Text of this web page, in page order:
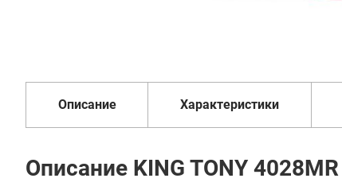
Описание Характеристики
Описание KING TONY 4028MR